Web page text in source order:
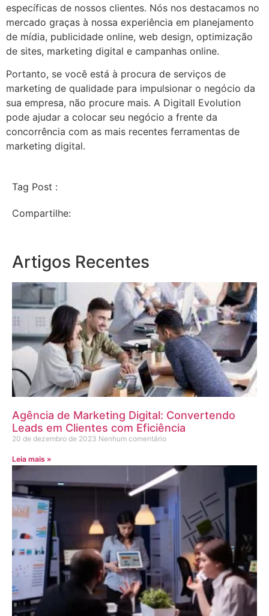
específicas de nossos clientes. Nós nos destacamos no
mercado graças à nossa experiência em planejamento
de mídia, publicidade online, web design, optimização
de sites, marketing digital e campanhas online.
Portanto, se você está à procura de serviços de
marketing de qualidade para impulsionar o negócio da
sua empresa, não procure mais. A Digitall Evolution
pode ajudar a colocar seu negócio a frente da
concorrência com as mais recentes ferramentas de
marketing digital.
Tag Post :
Compartilhe:
Artigos Recentes
Agência de Marketing Digital: Convertendo
Leads em Clientes com Eficiência
20 de dezembro de 2023 Nenhum comentário
Leia mais »